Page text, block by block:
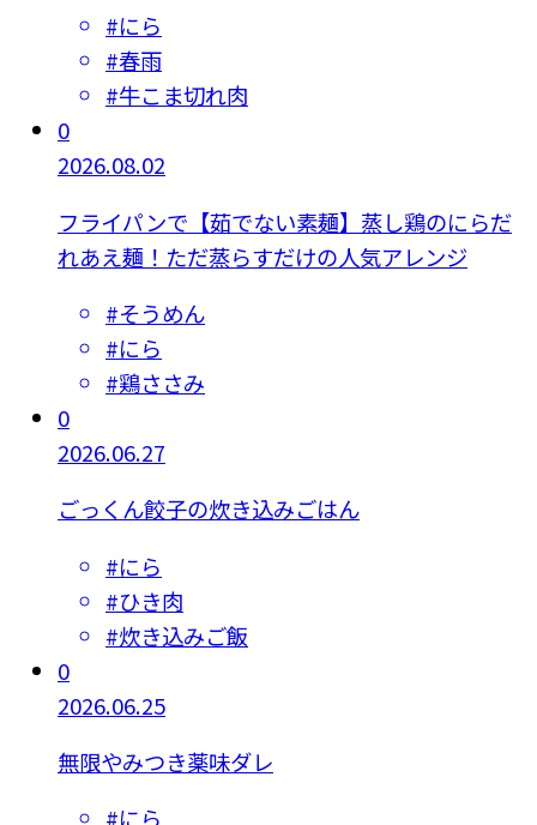
#にら
#春雨
#牛こま切れ肉
0
2026.08.02
フライパンで【茹でない素麺】蒸し鶏のにらだ
れあえ麺！ただ蒸らすだけの人気アレンジ
#そうめん
#にら
#鶏ささみ
0
2026.06.27
ごっくん餃子の炊き込みごはん
#にら
#ひき肉
#炊き込みご飯
0
2026.06.25
無限やみつき薬味ダレ
#にら